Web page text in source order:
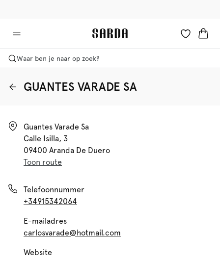
Waar ben je naar op zoek?
GUANTES VARADE SA
Guantes Varade Sa
Calle Isilla, 3
09400 Aranda De Duero
Toon route
Telefoonnummer
+34915342064
E-mailadres
carlosvarade@hotmail.com
Website